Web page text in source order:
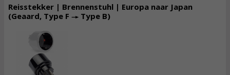
Reisstekker | Brennenstuhl | Europa naar Japan
(Geaard, Type F → Type B)